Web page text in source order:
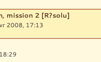
mission 2 [R?solu]
2008, 17:13